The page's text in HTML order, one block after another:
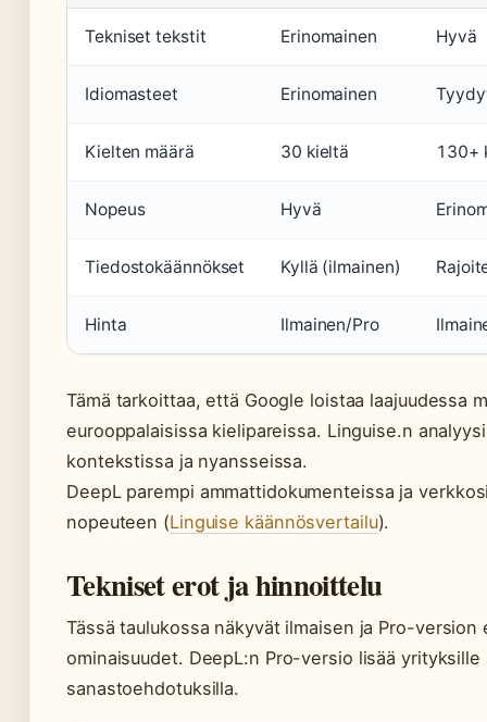
Tekniset tekstit Erinomainen Hyvä
Idiomasteet Erinomainen
Kielten määrä 30 kieltä 130+
Nopeus Hyvä
Tiedostokäännökset Kyllä (ilmainen)
Hinta Ilmainen/Pro
Tämä tarkoittaa, että Google loistaa laajuudessa
eurooppalaisissa kielipareissa. Linguise.n
kontekstissa ja nyansseissa.
DeepL parempi ammattidokumenteissa ja
nopeuteen (Linguise käännösvertailu).
Tekniset erot ja hinnoittelu
Tässä taulukossa näkyvät ilmaisen ja Pro-
ominaisuudet. DeepL:n Pro-versio lisää
sanastoehdotuksilla.